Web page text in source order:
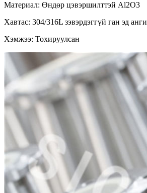
Материал: Өндөр цэвэршилттэй Al2O3
Хавтас: 304/316L зэвэрдэггүй ган эд анги
Хэмжээ: Тохируулсан